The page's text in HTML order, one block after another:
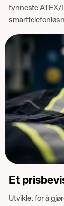
tynneste ATEX/
Et
Utviklet for å